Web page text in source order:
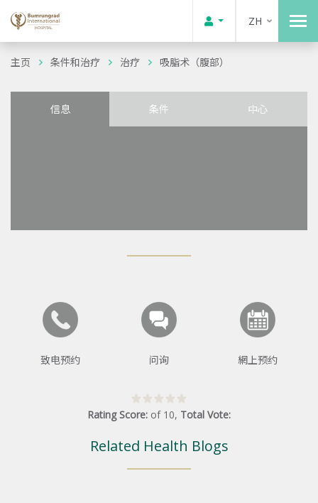
ZH
主页 条件和治疗 治疗 吸脂术（腹部）
信息 条件 中心
致电预约 问询 網上预约
Rating Score: of 10, Total Vote:
Related Health Blogs